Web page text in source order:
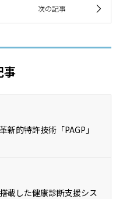
事
的特許技術「PAGP」
載した健康診断支援シス